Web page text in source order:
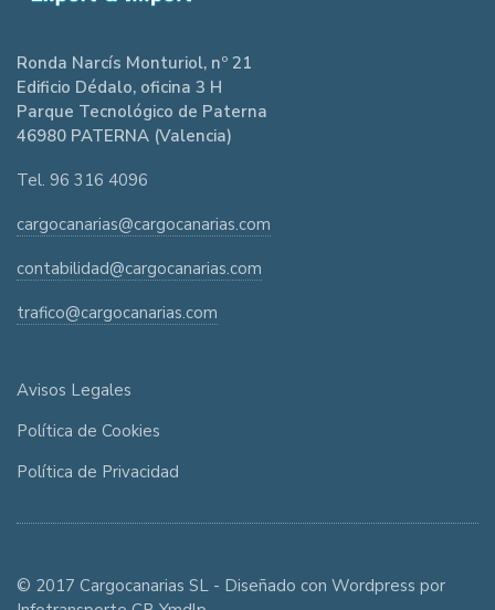
Ronda Narcís Monturiol, nº 21
Edificio Dédalo, oficina 3 H
Parque Tecnológico de Paterna
46980 PATERNA (Valencia)
Tel. 96 316 4096
cargocanarias@cargocanarias.com
contabilidad@cargocanarias.com
trafico@cargocanarias.com
Avisos Legales
Política de Cookies
Política de Privacidad
© 2017 Cargocanarias SL - Diseñado con Wordpress por